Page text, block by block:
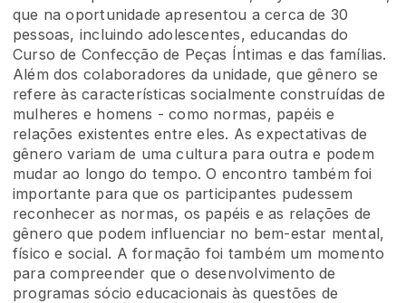
que na oportunidade apresentou a cerca de 30
pessoas, incluindo adolescentes, educandas do
Curso de Confecção de Peças Íntimas e das famílias.
Além dos colaboradores da unidade, que gênero se
refere às características socialmente construídas de
mulheres e homens - como normas, papéis e
relações existentes entre eles. As expectativas de
gênero variam de uma cultura para outra e podem
mudar ao longo do tempo. O encontro também foi
importante para que os participantes pudessem
reconhecer as normas, os papéis e as relações de
gênero que podem influenciar no bem-estar mental,
físico e social. A formação foi também um momento
para compreender que o desenvolvimento de
programas sócio educacionais às questões de